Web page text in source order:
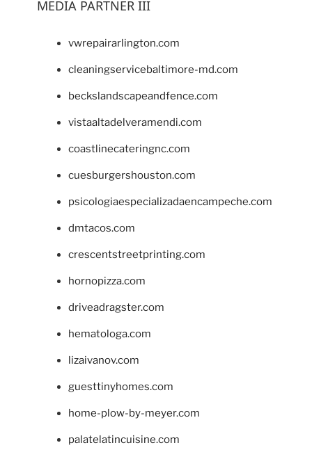
MEDIA PARTNER III
vwrepairarlington.com
cleaningservicebaltimore-md.com
beckslandscapeandfence.com
vistaaltadelveramendi.com
coastlinecateringnc.com
cuesburgershouston.com
psicologiaespecializadaencampeche.com
dmtacos.com
crescentstreetprinting.com
hornopizza.com
driveadragster.com
hematologa.com
lizaivanov.com
guesttinyhomes.com
home-plow-by-meyer.com
palatelatincuisine.com